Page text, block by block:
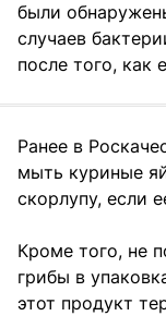
были
случаев
после того, как
Ранее в
мыть куриные
скорлупу, если
Кроме того, не
грибы в
этот продукт